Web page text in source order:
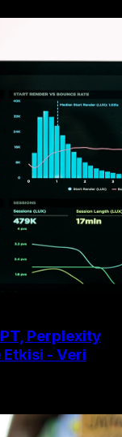
Perplexity
- Veri